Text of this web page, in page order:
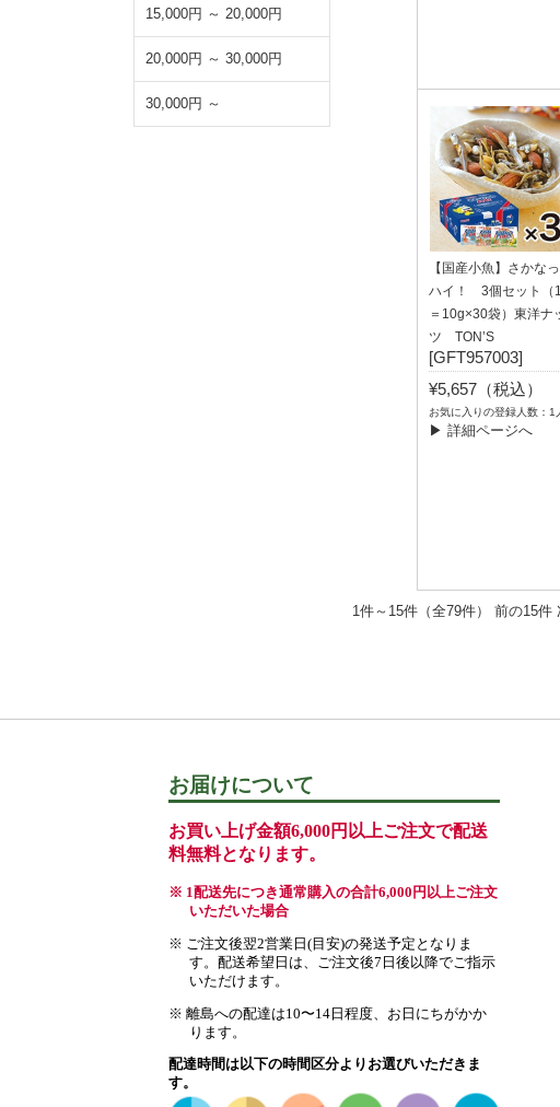
15,000円 ～ 20,000円
20,000円 ～ 30,000円
30,000円 ～
【国産小魚】さかな
ハイ！ 3個セット（
＝10g×30袋）東洋ナ
ツ TON’S
[GFT957003]
¥5,657（税込）
お気に入りの登録人数：1
▶ 詳細ページへ
1件～15件（全79件） 前の15件